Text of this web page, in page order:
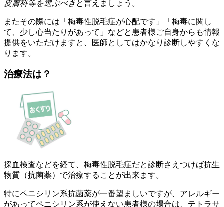
皮膚科等を選ぶべきと言えましょう。
またその際には「梅毒性脱毛症が心配です」「梅毒に関し
て、少し心当たりがあって」などと患者様ご自身からも情報
提供をいただけますと、医師としてはかなり診断しやすくな
ります。
治療法は？
採血検査などを経て、梅毒性脱毛症だと診断さえつけば抗生
物質（抗菌薬）で治療することが出来ます。
特にペニシリン系抗菌薬が一番望ましいですが、アレルギー
があってペニシリン系が使えない患者様の場合は、テトラサ